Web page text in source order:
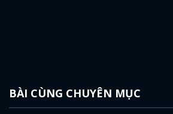
BÀI CÙNG CHUYÊN MỤC